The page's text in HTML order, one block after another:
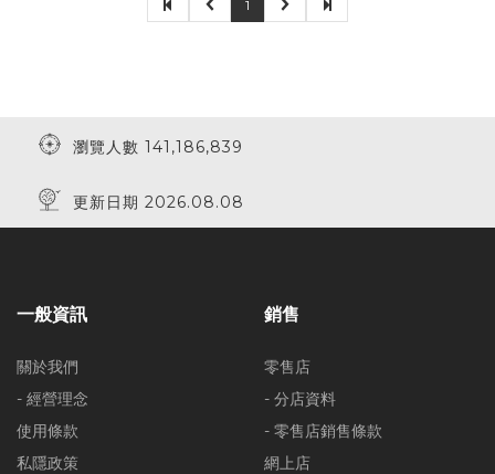
1
瀏覽人數 141,186,839
更新日期 2026.08.08
一般資訊
關於我們
- 經營理念
使用條款
私隱政策
銷售
零售店
- 分店資料
- 零售店銷售條款
網上店